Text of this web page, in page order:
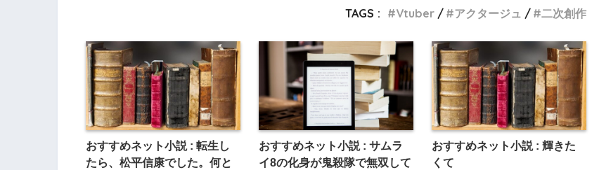
TAGS :
Vtuber アクタージュ 二次創作
おすすめネット小説 : 転生し
たら、松平信康でした。何と
おすすめネット小説 : サムラ
イ8の化身が鬼殺隊で無双して
おすすめネット小説 : 輝きた
くて